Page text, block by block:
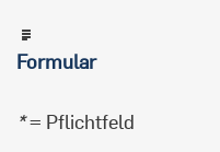
Formular
*= Pflichtfeld